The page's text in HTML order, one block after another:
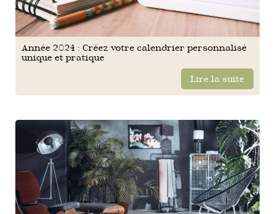
Année 2024 : Créez votre calendrier personnalisé
unique et pratique
Lire la suite